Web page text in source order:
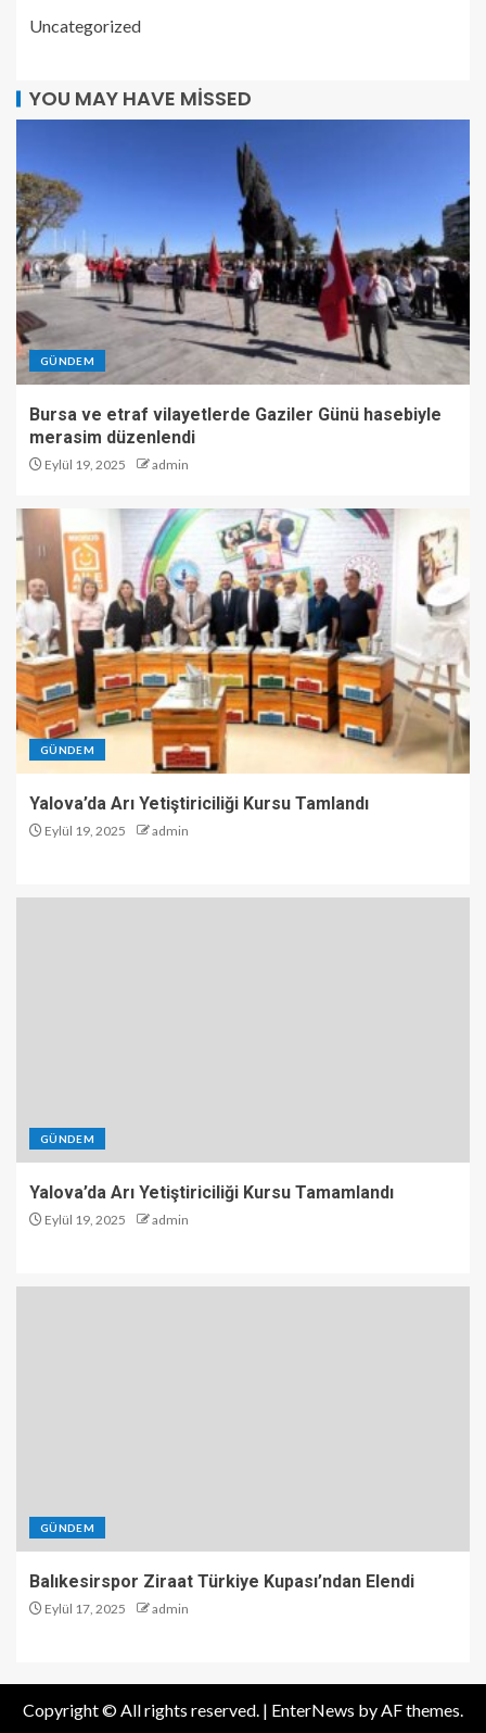
Uncategorized
YOU MAY HAVE MISSED
GÜNDEM
Bursa ve etraf vilayetlerde Gaziler Günü hasebiyle
merasim düzenlendi
Eylül 19, 2025 admin
GÜNDEM
Yalova’da Arı Yetiştiriciliği Kursu Tamlandı
Eylül 19, 2025 admin
GÜNDEM
Yalova’da Arı Yetiştiriciliği Kursu Tamamlandı
Eylül 19, 2025 admin
GÜNDEM
Balıkesirspor Ziraat Türkiye Kupası’ndan Elendi
Eylül 17, 2025 admin
Copyright © All rights reserved. | EnterNews by AF themes.